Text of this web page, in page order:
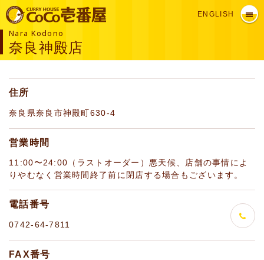
ENGLISH
Nara Kodono
奈良神殿店
住所
奈良県奈良市神殿町630-4
営業時間
11:00〜24:00（ラストオーダー）悪天候、店舗の事情によ
りやむなく営業時間終了前に閉店する場合もございます。
電話番号
0742-64-7811
FAX番号